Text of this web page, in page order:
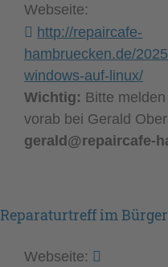
Webseite:
http://repaircafe-
hambruecken.de/
windows-auf-linux/
Wichtig: Bitte
vorab bei Gerald
gerald@repaircafe-
Reparaturtreff im
Webseite: